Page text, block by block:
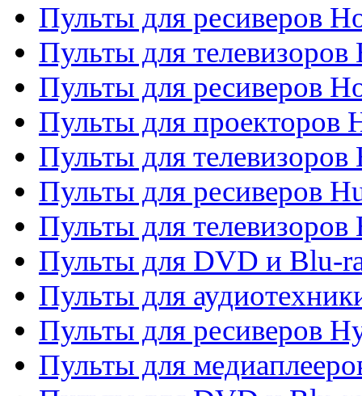
Пульты для ресиверов
Пульты для
Пульты для ресиверов
Пульты для проекторов
Пульты для телевизоров
Пульты для ресиверов
Пульты для
Пульты для DVD и Blu-
Пульты для
Пульты для ресиверов
Пульты для